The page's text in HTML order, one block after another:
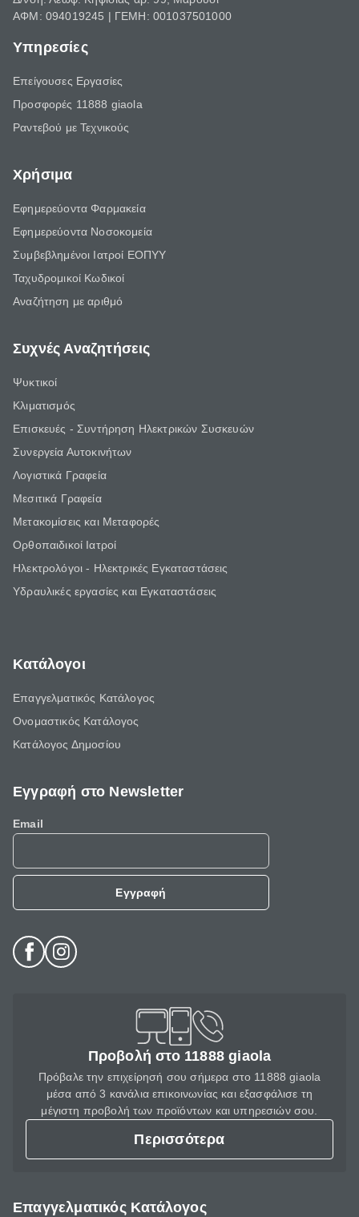
ΑΦΜ: 094019245 | ΓΕΜΗ: 001037501000
Υπηρεσίες
Επείγουσες Εργασίες
Προσφορές 11888 giaola
Ραντεβού με Τεχνικούς
Χρήσιμα
Εφημερεύοντα Φαρμακεία
Εφημερεύοντα Νοσοκομεία
Συμβεβλημένοι Ιατροί ΕΟΠΥΥ
Ταχυδρομικοί Κωδικοί
Αναζήτηση με αριθμό
Συχνές Αναζητήσεις
Ψυκτικοί
Κλιματισμός
Επισκευές - Συντήρηση Ηλεκτρικών Συσκευών
Συνεργεία Αυτοκινήτων
Λογιστικά Γραφεία
Μεσιτικά Γραφεία
Μετακομίσεις και Μεταφορές
Ορθοπαιδικοί Ιατροί
Ηλεκτρολόγοι - Ηλεκτρικές Εγκαταστάσεις
Υδραυλικές εργασίες και Εγκαταστάσεις
Κατάλογοι
Επαγγελματικός Κατάλογος
Ονομαστικός Κατάλογος
Κατάλογος Δημοσίου
Εγγραφή στο Newsletter
Email
Εγγραφή
Προβολή στο 11888 giaola
Πρόβαλε την επιχείρησή σου σήμερα στο 11888 giaola
μέσα από 3 κανάλια επικοινωνίας και εξασφάλισε τη
μέγιστη προβολή των προϊόντων και υπηρεσιών σου.
Περισσότερα
Επαγγελματικός Κατάλογος